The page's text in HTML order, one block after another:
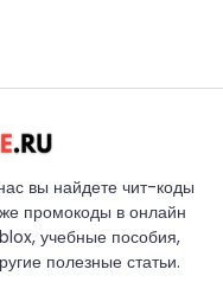
вы найдете чит-коды
промокоды в онлайн
учебные пособия,
полезные статьи.